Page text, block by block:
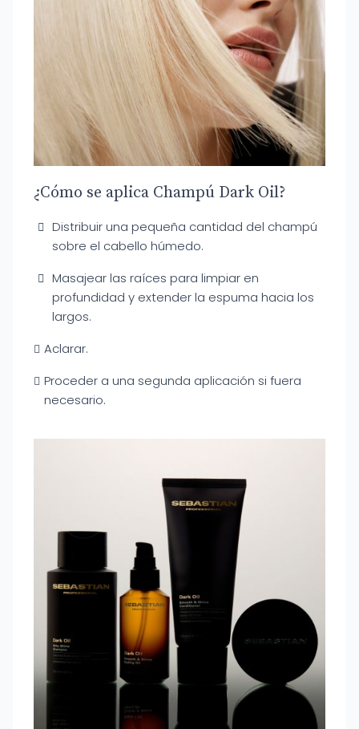
¿Cómo se aplica Champú Dark Oil?
Distribuir una pequeña cantidad del champú
sobre el cabello húmedo.
Masajear las raíces para limpiar en
profundidad y extender la espuma hacia los
largos.
Aclarar.
Proceder a una segunda aplicación si fuera
necesario.